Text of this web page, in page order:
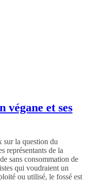
végane et ses
sur la question du
représentants de la
sans consommation de
qui voudraient un
ou utilisé, le fossé est